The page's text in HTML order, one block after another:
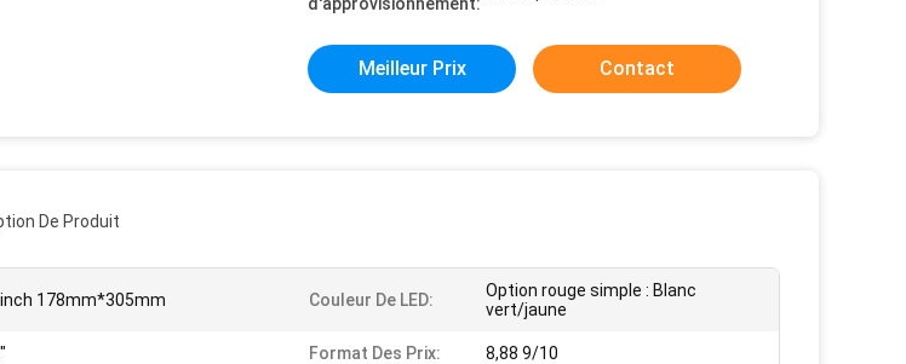
Meilleur Prix Contact
De Produit
178mm*305mm Couleur De LED:
Option rouge simple : Blanc
vert/jaune
Format Des Prix: 8,88 9/10